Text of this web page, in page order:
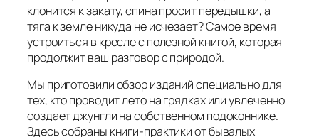
клонится к закату, спина просит передышки, а
тяга к земле никуда не исчезает? Самое время
устроиться в кресле с полезной книгой, которая
продолжит ваш разговор с природой.
Мы приготовили обзор изданий специально для
тех, кто проводит лето на грядках или увлеченно
создает джунгли на собственном подоконнике.
Здесь собраны книги-практики от бывалых